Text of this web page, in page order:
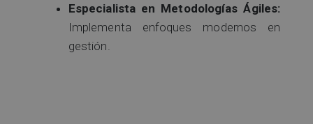
Especialista en Metodologías Ágiles:
Implementa enfoques modernos en
gestión.